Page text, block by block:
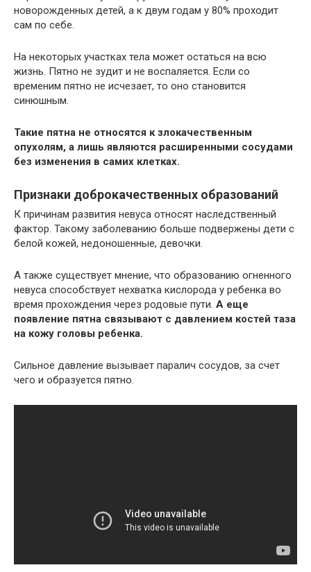
новорожденных детей, а к двум годам у 80% проходит
сам по себе.
На некоторых участках тела может остаться на всю
жизнь. Пятно не зудит и не воспаляется. Если со
временим пятно не исчезает, то оно становится
синюшным.
Такие пятна не относятся к злокачественным
опухолям, а лишь являются расширенными сосудами
без изменения в самих клетках.
Признаки доброкачественных образований
К причинам развития невуса относят наследственный
фактор. Такому заболеванию больше подвержены дети с
белой кожей, недоношенные, девочки.
А также существует мнение, что образованию огненного
невуса способствует нехватка кислорода у ребенка во
время прохождения через родовые пути. А еще
появление пятна связывают с давлением костей таза
на кожу головы ребенка.
Сильное давление вызывает паралич сосудов, за счет
чего и образуется пятно.